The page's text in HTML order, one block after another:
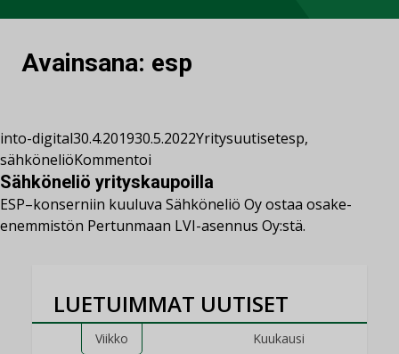
Avainsana: esp
into-digital30.4.201930.5.2022Yritysuutisetesp,
sähköneliöKommentoi
Sähköneliö yrityskaupoilla
ESP–konserniin kuuluva Sähköneliö Oy ostaa osake-
enemmistön Pertunmaan LVI-asennus Oy:stä.
LUETUIMMAT UUTISET
Viikko Kuukausi